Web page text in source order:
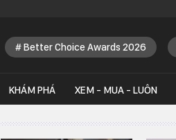
Better Choice Awards 2026
KHÁM PHÁ XEM - MUA - LUÔN